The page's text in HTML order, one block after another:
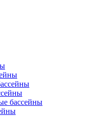
бассейны